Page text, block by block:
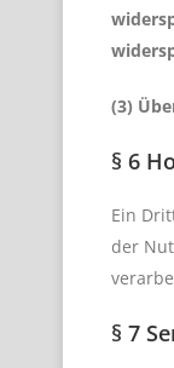
(3)
§ 6
Ein
der
§ 7